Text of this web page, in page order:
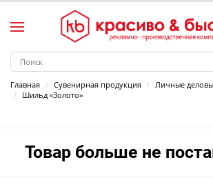
Главная Сувенирная продукция
Личные
Шильд «Золото»
Товар больше не